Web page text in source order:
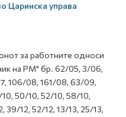
Царинска управа
за работните односи
на РМ" бр. 62/05, 3/06,
106/08, 161/08, 63/09,
50/10, 52/10, 58/10,
39/12, 52/12, 13/13, 25/13,